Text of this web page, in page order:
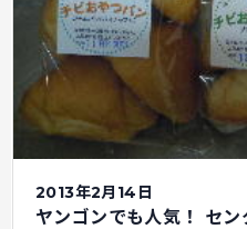
2013年2月14日
ヤンゴンでも人気！ セン